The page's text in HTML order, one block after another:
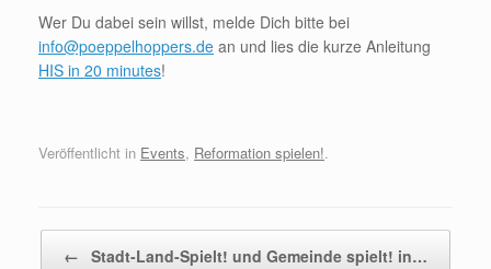
Wer Du dabei sein willst, melde Dich bitte bei
info@poeppelhoppers.de an und lies die kurze Anleitung
HIS in 20 minutes!
Veröffentlicht in Events, Reformation spielen!.
← Stadt-Land-Spielt! und Gemeinde spielt! in…